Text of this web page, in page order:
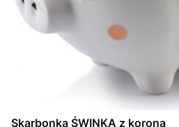
Skarbonka ŚWINKA z koroną